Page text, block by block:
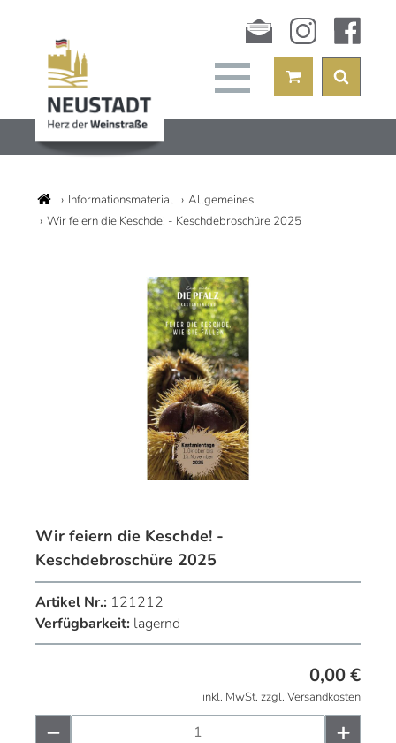
Newsletterinstagramfacebook
Informationsmaterial
Allgemeines
Wir feiern die Keschde! - Keschdebroschüre 2025
Wir feiern die Keschde! -
Keschdebroschüre 2025
Artikel Nr.: 121212
Verfügbarkeit: lagernd
0,00€
inkl. MwSt. zzgl. Versandkosten